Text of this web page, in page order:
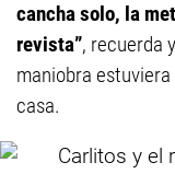
cancha solo, la
revista”, recuerda
maniobra
casa.